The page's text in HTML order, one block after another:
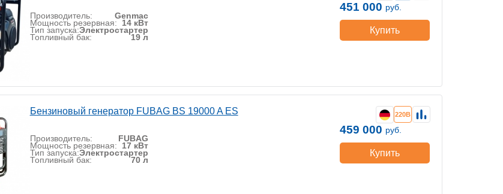
Производитель: Genmac
Мощность резервная: 14 кВт
Тип запуска:Электростартер
Топливный бак: 19 л
451 000 руб.
Купить
Бензиновый генератор FUBAG BS 19000 A ES
Производитель: FUBAG
Мощность резервная: 17 кВт
Тип запуска:Электростартер
Топливный бак: 70 л
220В
459 000 руб.
Купить